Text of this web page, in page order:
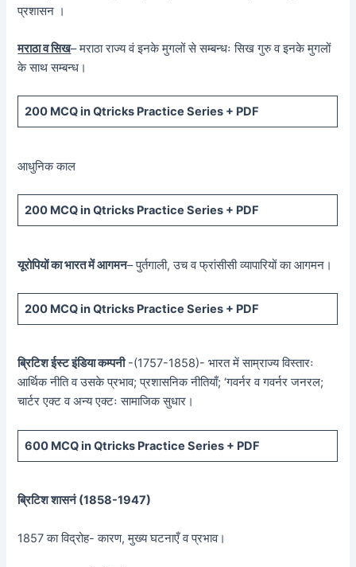
प्रशासन ।
मराठा व सिख– मराठा राज्य वं इनके मुगलों से सम्बन्धः सिख गुरु व इनके मुगलों
के साथ सम्बन्ध।
200 MCQ in Qtricks Practice Series + PDF
आधुनिक काल
200 MCQ in Qtricks Practice Series + PDF
यूरोपियों का भारत में आगमन– पुर्तगाली, उच व फ्रांसीसी व्यापारियों का आगमन।
200 MCQ in Qtricks Practice Series + PDF
ब्रिटिश ईस्ट इंडिया कम्पनी-(1757-1858)- भारत में साम्राज्य विस्तारः
आर्थिक नीति व उसके प्रभाव; प्रशासनिक नीतियाँ; ‘गवर्नर व गवर्नर जनरल;
चार्टर एक्ट व अन्य एक्टः सामाजिक सुधार।
600 MCQ in Qtricks Practice Series + PDF
ब्रिटिश शासनं (1858-1947)
1857 का विद्रोह- कारण, मुख्य घटनाएँ व प्रभाव।